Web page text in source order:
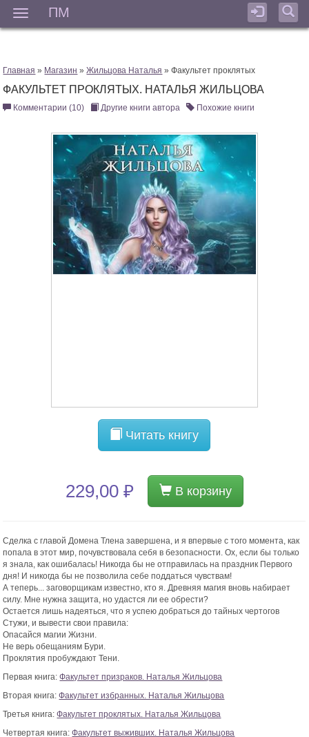
ПМ
Главная » Магазин »Жильцова Наталья » Факультет проклятых
ФАКУЛЬТЕТ ПРОКЛЯТЫХ. НАТАЛЬЯ ЖИЛЬЦОВА
Комментарии (10) Другие книги автора Похожие книги
Читать книгу
229,00 ₽ В корзину
Сделка с главой Домена Тлена завершена, и я впервые с того момента, как
попала в этот мир, почувствовала себя в безопасности. Ох, если бы только
я знала, как ошибалась! Никогда бы не отправилась на праздник Первого
дня! И никогда бы не позволила себе поддаться чувствам!
А теперь... заговорщикам известно, кто я. Древняя магия вновь набирает
силу. Мне нужна защита, но удастся ли ее обрести?
Остается лишь надеяться, что я успею добраться до тайных чертогов
Стужи, и вывести свои правила:
Опасайся магии Жизни.
Не верь обещаниям Бури.
Проклятия пробуждают Тени.
Первая книга:Факультет призраков. Наталья Жильцова
Вторая книга:Факультет избранных. Наталья Жильцова
Третья книга:Факультет проклятых. Наталья Жильцова
Четвертая книга:Факультет выживших. Наталья Жильцова